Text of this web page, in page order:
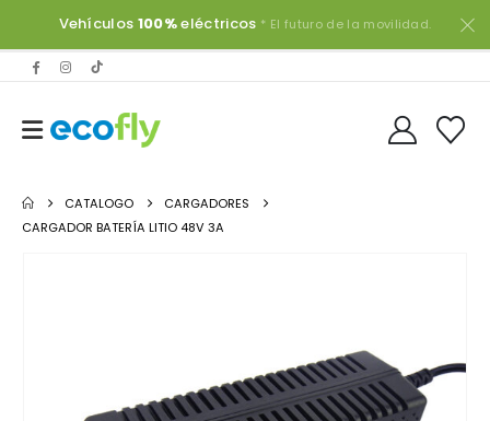
Vehículos 100%eléctricos * El futuro de la movilidad.
CATALOGO
CARGADORES
CARGADOR BATERÍA LITIO 48V 3A